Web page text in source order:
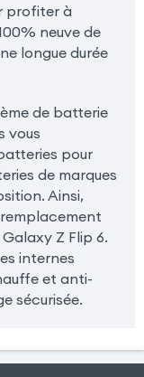
profiter à
neuve de
longue durée
de batterie
vous
pour
de marques
Ainsi,
Z Flip 6.
internes
et anti-
sécurisée.